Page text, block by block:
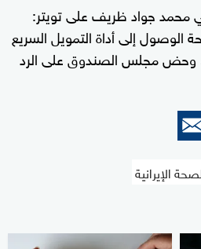
محمد جواد ظريف على تويتر:
الوصول إلى أداة التمويل السريع
وحض مجلس الصندوق على الرد
الإيرانية